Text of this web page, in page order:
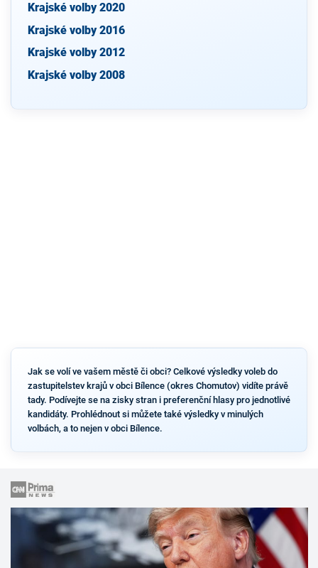
Krajské volby 2020
Krajské volby 2016
Krajské volby 2012
Krajské volby 2008
Jak se volí ve vašem městě či obci? Celkové výsledky voleb do
zastupitelstev krajů v obci Bílence (okres Chomutov) vidíte právě
tady. Podívejte se na zisky stran i preferenční hlasy pro jednotlivé
kandidáty. Prohlédnout si můžete také výsledky v minulých
volbách, a to nejen v obci Bílence.